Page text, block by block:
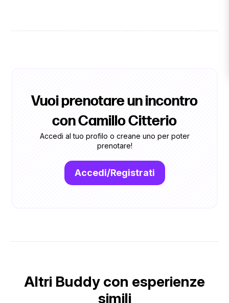
Vuoi prenotare un incontro
con Camillo Citterio
Accedi al tuo profilo o creane uno per poter
prenotare!
Accedi/Registrati
Altri Buddy con esperienze
simili